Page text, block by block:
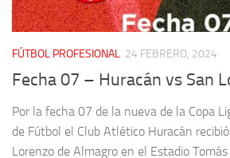
FÚTBOL PROFESIONAL 24 FEBRERO, 2024
Fecha 07 – Huracán vs San
Por la fecha 07 de la nueva de la Copa
de Fútbol el Club Atlético Huracán
Lorenzo de Almagro en el Estadio